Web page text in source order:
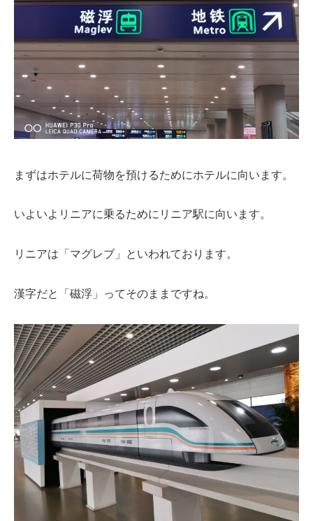
まずはホテルに荷物を預けるためにホテルに向います。
いよいよリニアに乗るためにリニア駅に向います。
リニアは「マグレブ」といわれております。
漢字だと「磁浮」ってそのままですね。